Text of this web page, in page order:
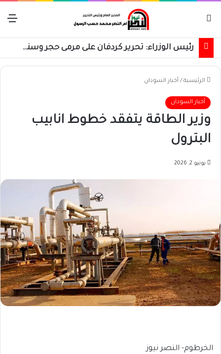
رئيس الوزراء: تحرير كردفان على مرمى حجر وسنسترد كل شبر
الرئيسية / أخبار السودان
أخبار السودان
وزير الطاقة يتفقد خطوط انابيب
البترول
يونيو 2, 2026
الخرطوم- النصر نيوز